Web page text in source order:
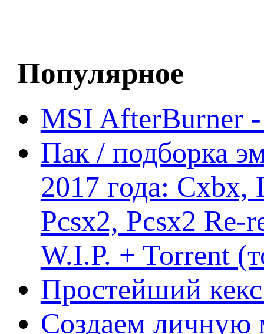
Популярное
MSI AfterBurner
Пак / подборка
2017 года:
Pcsx2, Pcsx2
W.I.P. + Torrent
Простейший кекс
Создаем личную